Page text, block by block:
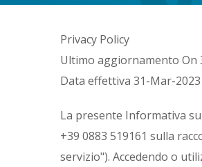
Privacy Policy
Ultimo aggiornamento On
Data effettiva 31-Mar-2023
La presente Informativa
+39 0883 519161 sulla
servizio"). Accedendo o